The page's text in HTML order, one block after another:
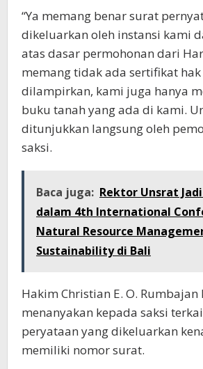
“Ya memang benar surat
dikeluarkan oleh instansi kami
atas dasar permohonan dari
memang tidak ada sertifikat
dilampirkan, kami juga hanya
buku tanah yang ada di kami.
ditunjukkan langsung oleh
saksi.
Baca juga: Rektor Unsrat
dalam 4th International
Natural Resource
Sustainability di Bali
Hakim Christian E. O.
menanyakan kepada saksi
peryataan yang dikeluarkan
memiliki nomor surat.